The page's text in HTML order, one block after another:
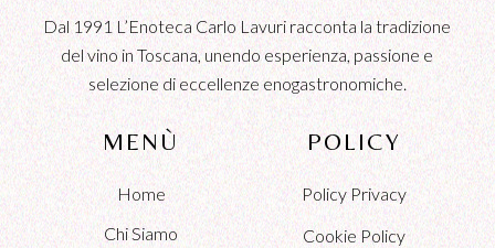
Dal 1991 L’Enoteca Carlo Lavuri racconta la tradizione
del vino in Toscana, unendo esperienza, passione e
selezione di eccellenze enogastronomiche.
MENÙ
Home
Chi Siamo
POLICY
Policy Privacy
Cookie Policy